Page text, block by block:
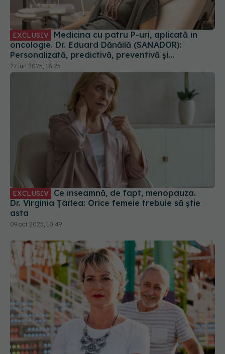
EXCLUSIV Medicina cu patru P-uri, aplicată în
oncologie. Dr. Eduard Dănăilă (SANADOR):
Personalizată, predictivă, preventivă și
participativă
27 iun 2025, 18:25
Dr. Virginia Țârlea: Orice femeie trebuie să știe
asta
09 oct 2025, 10:49
Criza vârstei mijlocii a dispărut. Tinerii suferă cel
mai mult de probleme de sănătate mintală